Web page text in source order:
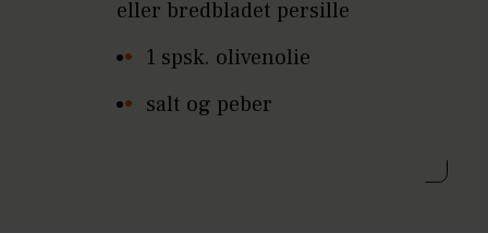
eller bredbladet persille
1 spsk. olivenolie
salt og peber